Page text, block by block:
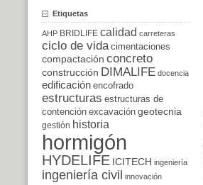
Etiquetas
AHP BRIDLIFE calidad carreteras
ciclo de vida cimentaciones
compactación concreto
construcción DIMALIFE docencia
edificación encofrado
estructuras estructuras de
contención excavación geotecnia
gestión historia
hormigón
HYDELIFE ICITECH ingeniería
ingeniería civil innovación